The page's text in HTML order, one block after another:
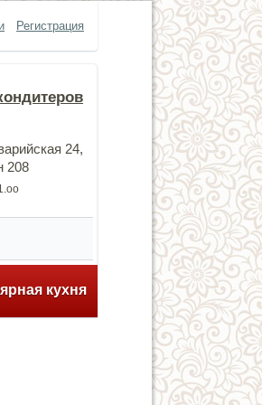
Регистрация
24,
208
кухня